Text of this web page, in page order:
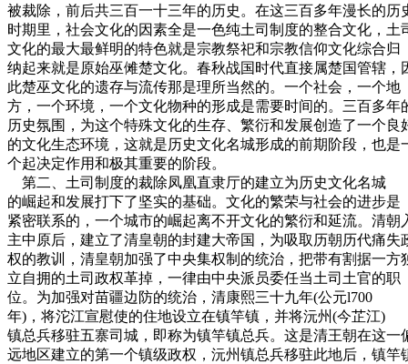
被裁除，前后共三百一十三年的历史。在这三百多年漫长的历
时期里，社会文化的因素全是一色纯土司制度的整合文化，土
文化的最大最鲜明的特色就是宗教祭祀和宗教信仰文化综合归
纳起来就是原始巫傩楚文化。春秋战国时代直接属楚国管辖，
此楚巫文化的遗存与流传那是理所当然的。一个社会，一个地
方，一个环境，一个文化物种的形成是需要时间的。三百多年
历史氛围，为这个特殊文化的生存、繁衍和发展创造了一个良
的文化生态环境，这就是历史文化名城形成的前期阶段，也是
个起决定作用和极其重要的阶段。
第二、土司制度的裁除凤凰直隶厅的建立为历史文化名城
的崛起和发展打下了坚实的基础。文化的繁荣与社会的进步是
紧密联系的，一个城市的崛起离不开文化的繁衍和延流。清朝
主中原后，建立了清皇朝的封建大帝国，为吸取历朝历代痛失
权的教训，清皇朝加强了中央集权制的统治，把带有割据一方
立自拥的土司政权革掉，一律由中央派员委任当土司土官的职
位。为加强对苗疆边防的统治，清康熙三十九年(公元l700
年)，将沱江宣慰使的住地设立在镇竿镇，并将沅州(今芷江)
镇总兵移驻五寨司城，即称为镇竿镇总兵。这是清王朝在这一
远地区建立的第一个镇级政权，沅州镇总兵移驻此地后，镇竿